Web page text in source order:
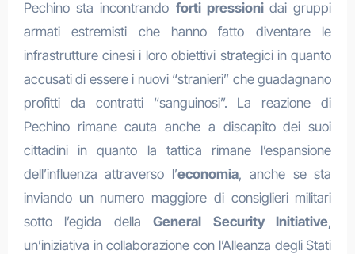
Pechino sta incontrando forti pressioni dai gruppi
armati estremisti che hanno fatto diventare le
infrastrutture cinesi i loro obiettivi strategici in quanto
accusati di essere i nuovi “stranieri” che guadagnano
profitti da contratti “sanguinosi”. La reazione di
Pechino rimane cauta anche a discapito dei suoi
cittadini in quanto la tattica rimane l’espansione
dell’influenza attraverso l’economia, anche se sta
inviando un numero maggiore di consiglieri militari
sotto l’egida dellaGeneral Security Initiative,
un’iniziativa in collaborazione con l’Alleanza degli Stati